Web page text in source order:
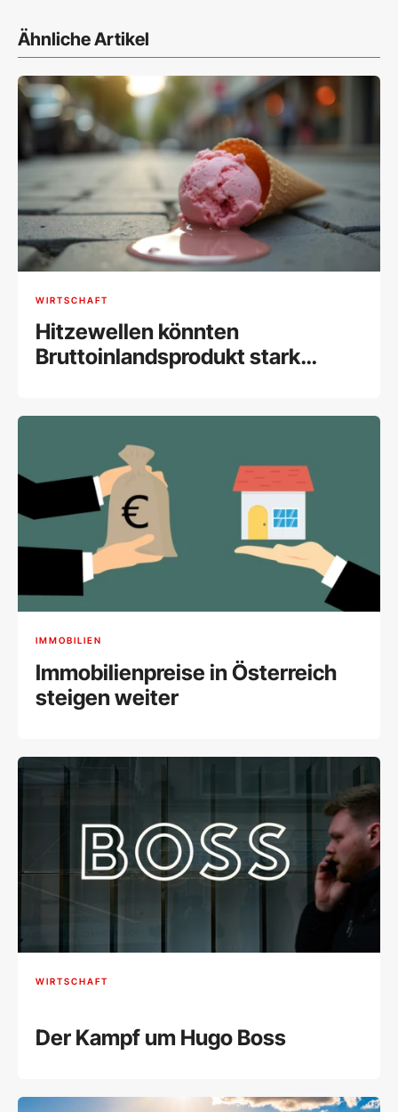
Ähnliche Artikel
WIRTSCHAFT
Hitzewellen könnten
Bruttoinlandsprodukt stark
IMMOBILIEN
Immobilienpreise in Österreich
steigen weiter
WIRTSCHAFT
Der Kampf um Hugo Boss